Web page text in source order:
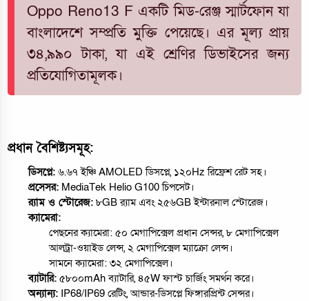
Oppo Reno13 F একটি মিড-রেঞ্জ স্মার্টফোন যা
বাংলাদেশে সম্প্রতি মুক্তি পেয়েছে। এর মূল্য প্রায়
৩৪,৯৯০ টাকা, যা এই শ্রেণির ডিভাইসের জন্য
প্রতিযোগিতামূলক।
প্রধান বৈশিষ্ট্যসমূহ:
ডিসপ্লে: ৬.৬৭ ইঞ্চি AMOLED ডিসপ্লে, ১২০Hz রিফ্রেশ রেট সহ।
প্রসেসর: MediaTek Helio G100 চিপসেট।
র‍্যাম ও স্টোরেজ: ৮GB র‍্যাম এবং ২৫৬GB ইন্টারনাল স্টোরেজ।
ক্যামেরা:
পেছনের ক্যামেরা: ৫০ মেগাপিক্সেল প্রধান সেন্সর, ৮ মেগাপিক্সেল
আলট্রা-ওয়াইড লেন্স, ২ মেগাপিক্সেল ম্যাক্রো লেন্স।
সামনে ক্যামেরা: ৩২ মেগাপিক্সেল।
ব্যাটারি: ৫৮০০mAh ব্যাটারি, ৪৫W ফাস্ট চার্জিং সমর্থন করে।
অন্যান্য: IP68/IP69 রেটিং, আন্ডার-ডিসপ্লে ফিঙ্গারপ্রিন্ট সেন্সর।